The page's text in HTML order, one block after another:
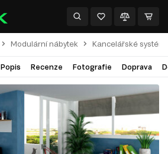
Modulární nábytek Kancelářské systémy
Popis Recenze Fotografie Doprava